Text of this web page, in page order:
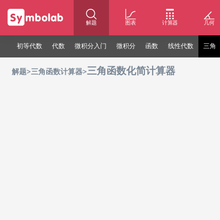
解题 图表 计算器 几何
初等代数 代数 微积分入门 微积分 函数 线性代数 三角
解题>三角函数计算器>三角函数化简计算器